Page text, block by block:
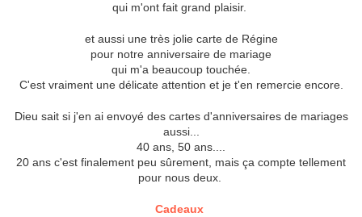
qui m'ont fait grand plaisir.
et aussi une très jolie carte de Régine
pour notre anniversaire de mariage
qui m'a beaucoup touchée.
C'est vraiment une délicate attention et je t'en remercie encore.
Dieu sait si j'en ai envoyé des cartes d'anniversaires de mariages
aussi...
40 ans, 50 ans....
20 ans c'est finalement peu sûrement, mais ça compte tellement
pour nous deux.
Cadeaux